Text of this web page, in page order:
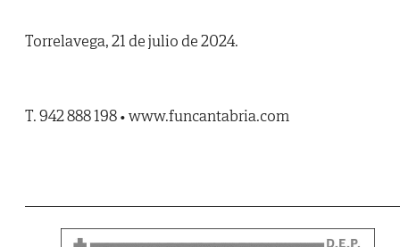
Torrelavega, 21 de julio de 2024.
T. 942 888 198 • www.funcantabria.com